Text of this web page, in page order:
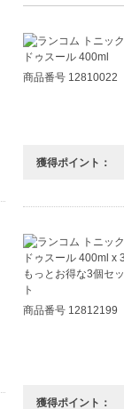
商品番号 12810022
獲得ポイント：
商品番号 12812199
獲得ポイント：